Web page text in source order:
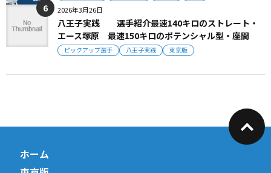
2026年3月26日
八王子実践 選手紹介最速140キロのストレート・
エース塚原 最速150キロのポテンシャル型・座間
ピックアップ選手 八王子実践 東京版
ホーム